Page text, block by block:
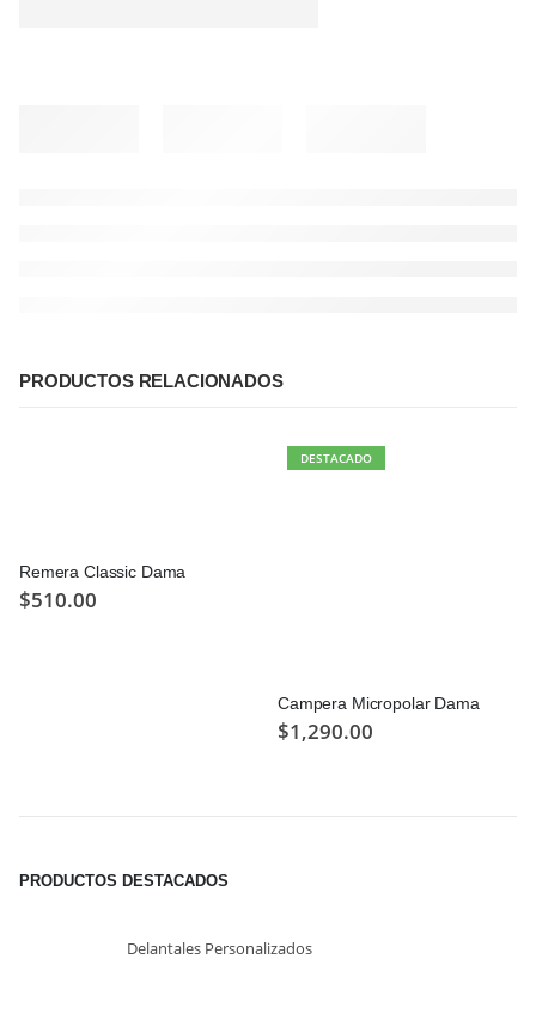
PRODUCTOS RELACIONADOS
Remera Classic Dama
$510.00
DESTACADO
Campera Micropolar Dama
$1,290.00
PRODUCTOS DESTACADOS
Delantales Personalizados